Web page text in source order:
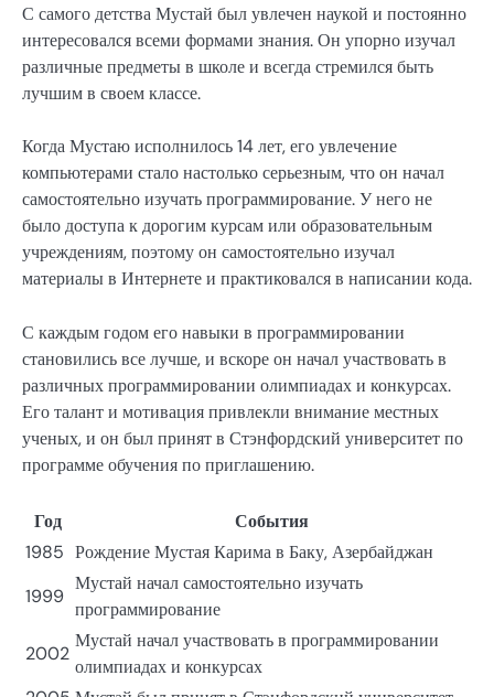
С самого детства Мустай был увлечен наукой и постоянно
интересовался всеми формами знания. Он упорно изучал
различные предметы в школе и всегда стремился быть
лучшим в своем классе.
Когда Мустаю исполнилось 14 лет, его увлечение
компьютерами стало настолько серьезным, что он начал
самостоятельно изучать программирование. У него не
было доступа к дорогим курсам или образовательным
учреждениям, поэтому он самостоятельно изучал
материалы в Интернете и практиковался в написании кода.
С каждым годом его навыки в программировании
становились все лучше, и вскоре он начал участвовать в
различных программировании олимпиадах и конкурсах.
Его талант и мотивация привлекли внимание местных
ученых, и он был принят в Стэнфордский университет по
программе обучения по приглашению.
Год
События
1985 Рождение Мустая Карима в Баку, Азербайджан
1999
Мустай начал самостоятельно изучать
программирование
2002
Мустай начал участвовать в программировании
олимпиадах и конкурсах